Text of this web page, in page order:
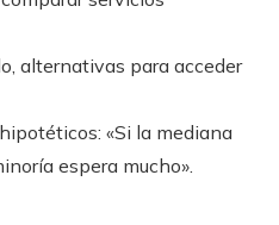
alternativas para acceder
«Si la mediana
espera mucho».